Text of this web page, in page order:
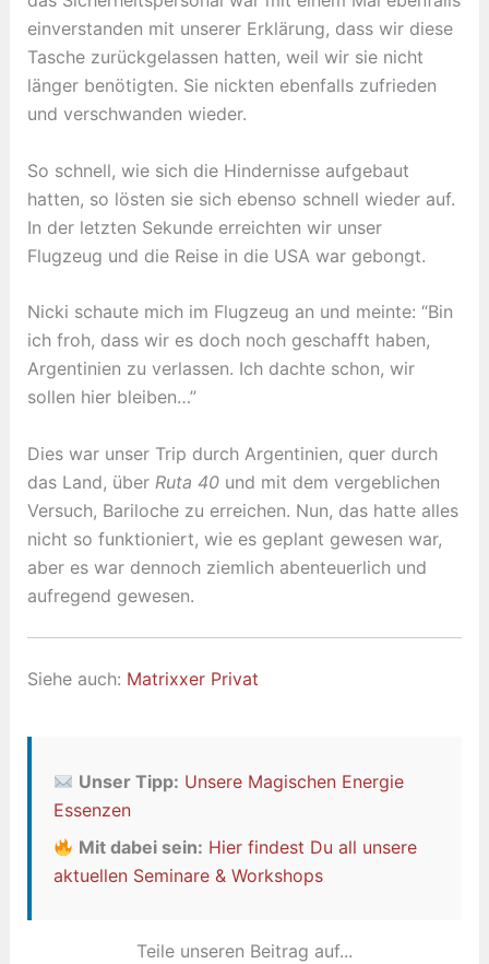
einverstanden mit unserer Erklärung, dass wir diese
Tasche zurückgelassen hatten, weil wir sie nicht
länger benötigten. Sie nickten ebenfalls zufrieden
und verschwanden wieder.
So schnell, wie sich die Hindernisse aufgebaut
hatten, so lösten sie sich ebenso schnell wieder auf.
In der letzten Sekunde erreichten wir unser
Flugzeug und die Reise in die USA war gebongt.
Nicki schaute mich im Flugzeug an und meinte: “Bin
ich froh, dass wir es doch noch geschafft haben,
Argentinien zu verlassen. Ich dachte schon, wir
sollen hier bleiben…”
Dies war unser Trip durch Argentinien, quer durch
das Land, über Ruta 40und mit dem vergeblichen
Versuch, Bariloche zu erreichen. Nun, das hatte alles
nicht so funktioniert, wie es geplant gewesen war,
aber es war dennoch ziemlich abenteuerlich und
aufregend gewesen.
Siehe auch: Matrixxer Privat
Unser Tipp: Unsere Magischen Energie
Essenzen
Mit dabei sein: Hier findest Du all unsere
aktuellen Seminare & Workshops
Teile unseren Beitrag auf...